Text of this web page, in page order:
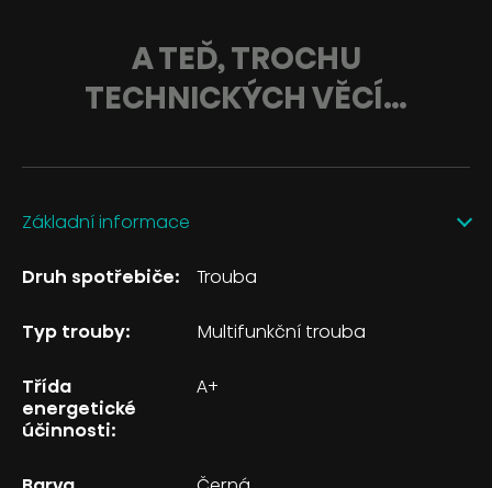
A TEĎ, TROCHU
TECHNICKÝCH VĚCÍ…
Základní informace
Druh spotřebiče: Trouba
Typ trouby: Multifunkční trouba
Třída
energetické
účinnosti:
A+